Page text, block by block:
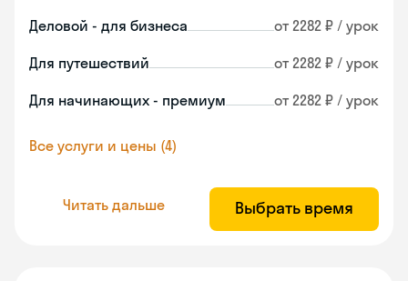
Деловой - для бизнеса от 2282 ₽ / урок
Для путешествий от 2282 ₽ / урок
Для начинающих - премиум от 2282 ₽ / урок
Все услуги и цены (4)
Читать дальше Выбрать время